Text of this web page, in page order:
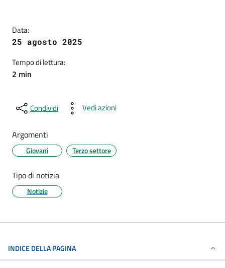
Data:
25 agosto 2025
Tempo di lettura:
2 min
Condividi Vedi azioni
Argomenti
Giovani Terzo settore
Tipo di notizia
Notizie
INDICE DELLA PAGINA